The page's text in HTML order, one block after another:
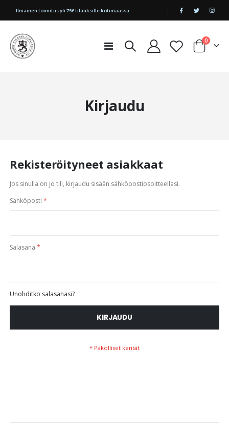
|
Ilmainen toimitus yli 75€ tilauksille kotimaassa
Toggle
Cart
0tuotetta
Kirjaudu
Rekisteröityneet asiakkaat
Jos sinulla on jo tili, kirjaudu sisään sähköpostiosoitteellasi.
Sähköposti
Salasana
Unohditko salasanasi?
KIRJAUDU